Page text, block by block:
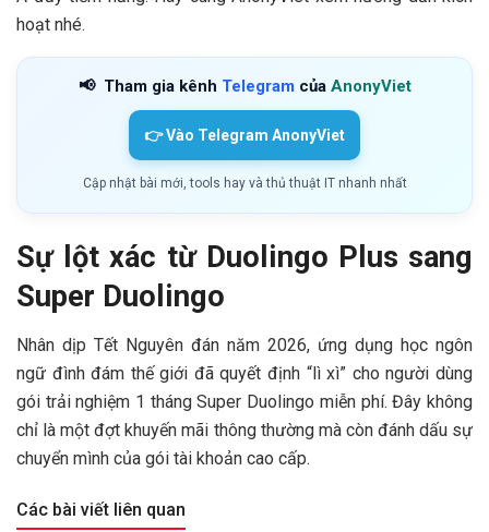
hoạt nhé.
📢 Tham gia kênh Telegram của AnonyViet
👉 Vào Telegram AnonyViet
Cập nhật bài mới, tools hay và thủ thuật IT nhanh nhất
Sự lột xác từ Duolingo Plus sang
Super Duolingo
Nhân dịp Tết Nguyên đán năm 2026, ứng dụng học ngôn
ngữ đình đám thế giới đã quyết định “lì xì” cho người dùng
gói trải nghiệm 1 tháng Super Duolingo miễn phí. Đây không
chỉ là một đợt khuyến mãi thông thường mà còn đánh dấu sự
chuyển mình của gói tài khoản cao cấp.
Các bài viết liên quan